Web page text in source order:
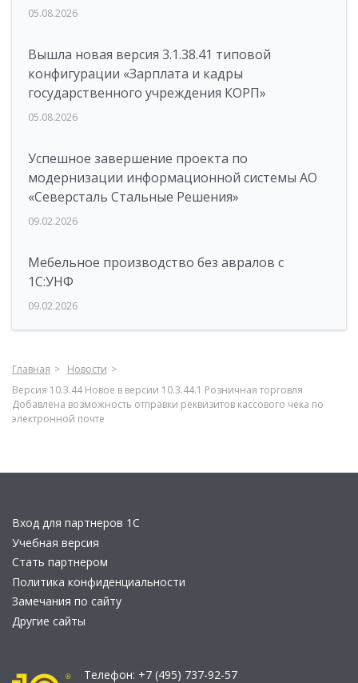
05.08.2026
Вышла новая версия 3.1.38.41 типовой
конфигурации «Зарплата и кадры
государственного учреждения КОРП»
05.08.2026
Успешное завершение проекта по
модернизации информационной системы АО
«Северсталь Стальные Решения»
09.02.2026
Мебельное производство без авралов с
1С:УНФ
09.02.2026
Главная
Новости
Версия 10.3.44 Новое в версии 10.3.44.1 Розничная торговля
Добавлена возможность отправки реквизитов кассового чека по
электронной почте
Вход для партнеров 1С
Учебная версия
Стать партнером
Политика конфиденциальности
Замечания по сайту
Другие сайты
Телефон: +7 (495) 737-92-57